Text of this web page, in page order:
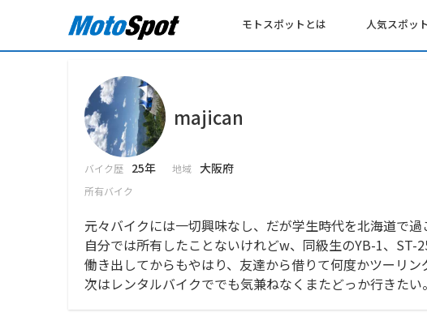
モトスポットとは 人気スポット
majican
バイク歴 25年 地域 大阪府
所有バイク
元々バイクには一切興味なし、だが学生時代を北海道で過
自分では所有したことないけれどw、同級生のYB-1、ST-
働き出してからもやはり、友達から借りて何度かツーリン
次はレンタルバイクででも気兼ねなくまたどっか行きたい。